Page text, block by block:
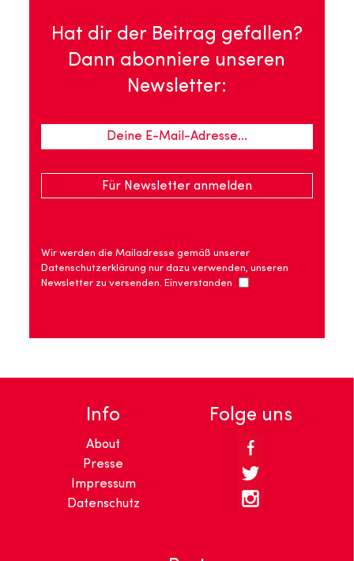
Hat dir der Beitrag gefallen?
Dann abonniere unseren
Newsletter:
Wir werden die Mailadresse gemäß unserer
Datenschutzerklärung nur dazu verwenden, unseren
Newsletter zu versenden. Einverstanden
Info
About
Presse
Impressum
Datenschutz
Folge uns